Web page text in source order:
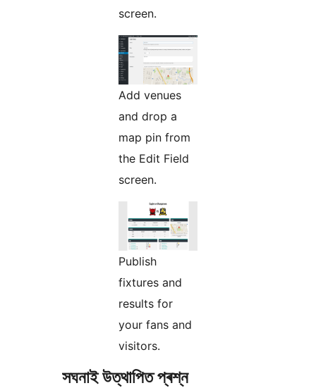
screen.
Add venues
and drop a
map pin from
the Edit Field
screen.
Publish
fixtures and
results for
your fans and
visitors.
সঘনাই উত্থাপিত প্ৰশ্ন